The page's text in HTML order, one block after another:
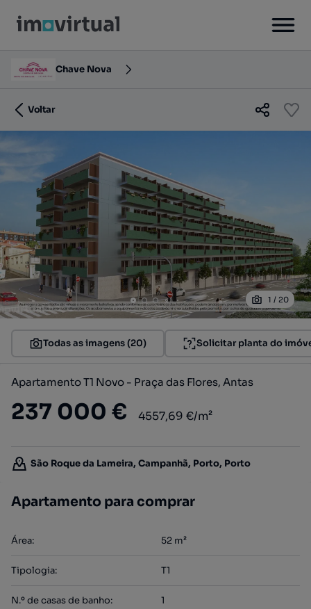
Chave Nova
Voltar
1 / 20
Todas as imagens (20) Solicitar planta do
Apartamento T1 Novo - Praça das Flores, Antas
237 000 € 4557,69 €/m²
São Roque da Lameira, Campanhã, Porto, Porto
Apartamento para comprar
Área: 52 m²
Tipologia: T1
N.º de casas de banho: 1